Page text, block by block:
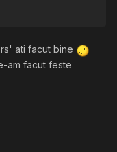
ati facut bine
am facut feste